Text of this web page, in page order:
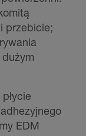
przebicie;
EDM